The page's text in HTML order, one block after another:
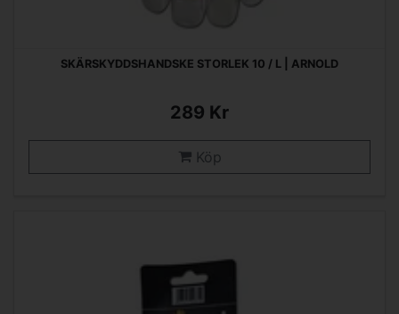
SKÄRSKYDDSHANDSKE STORLEK 10 / L | ARNOLD
289 Kr
Köp